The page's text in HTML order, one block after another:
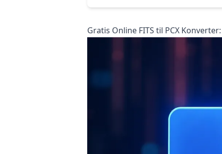
Gratis Online FITS til PCX